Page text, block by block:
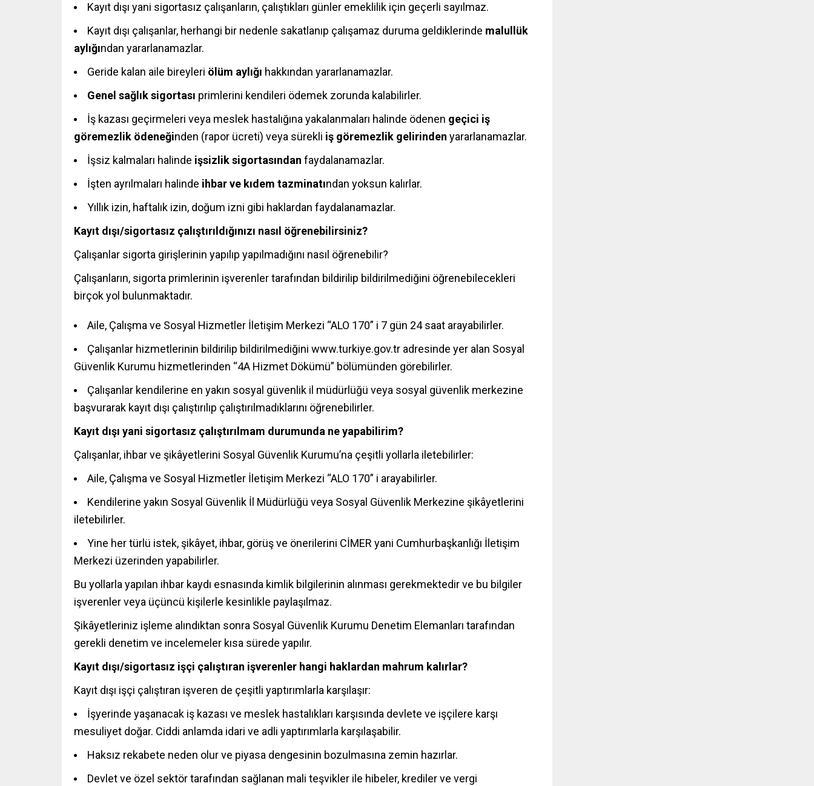
Kayıt dışı yani sigortasız çalışanların, çalıştıkları günler emeklilik için geçerli sayılmaz.
Kayıt dışı çalışanlar, herhangi bir nedenle sakatlanıp çalışamaz duruma geldiklerinde malullük
aylığından yararlanamazlar.
Geride kalan aile bireyleri ölüm aylığı hakkından yararlanamazlar.
Genel sağlık sigortası primlerini kendileri ödemek zorunda kalabilirler.
İş kazası geçirmeleri veya meslek hastalığına yakalanmaları halinde ödenen geçici iş
göremezlik ödeneğinden (rapor ücreti) veya sürekli iş göremezlik gelirinden yararlanamazlar.
İşsiz kalmaları halinde işsizlik sigortasından faydalanamazlar.
İşten ayrılmaları halinde ihbar ve kıdem tazminatından yoksun kalırlar.
Yıllık izin, haftalık izin, doğum izni gibi haklardan faydalanamazlar.
Kayıt dışı/sigortasız çalıştırıldığınızı nasıl öğrenebilirsiniz?
Çalışanlar sigorta girişlerinin yapılıp yapılmadığını nasıl öğrenebilir?
Çalışanların, sigorta primlerinin işverenler tarafından bildirilip bildirilmediğini öğrenebilecekleri
birçok yol bulunmaktadır.
Aile, Çalışma ve Sosyal Hizmetler İletişim Merkezi “ALO 170” i 7 gün 24 saat arayabilirler.
Çalışanlar hizmetlerinin bildirilip bildirilmediğini www.turkiye.gov.tr adresinde yer alan Sosyal
Güvenlik Kurumu hizmetlerinden “4A Hizmet Dökümü” bölümünden görebilirler.
Çalışanlar kendilerine en yakın sosyal güvenlik il müdürlüğü veya sosyal güvenlik merkezine
başvurarak kayıt dışı çalıştırılıp çalıştırılmadıklarını öğrenebilirler.
Kayıt dışı yani sigortasız çalıştırılmam durumunda ne yapabilirim?
Çalışanlar, ihbar ve şikâyetlerini Sosyal Güvenlik Kurumu’na çeşitli yollarla iletebilirler:
Aile, Çalışma ve Sosyal Hizmetler İletişim Merkezi “ALO 170” i arayabilirler.
Kendilerine yakın Sosyal Güvenlik İl Müdürlüğü veya Sosyal Güvenlik Merkezine şikâyetlerini
iletebilirler.
Yine her türlü istek, şikâyet, ihbar, görüş ve önerilerini CİMER yani Cumhurbaşkanlığı İletişim
Merkezi üzerinden yapabilirler.
Bu yollarla yapılan ihbar kaydı esnasında kimlik bilgilerinin alınması gerekmektedir ve bu bilgiler
işverenler veya üçüncü kişilerle kesinlikle paylaşılmaz.
Şikâyetleriniz işleme alındıktan sonra Sosyal Güvenlik Kurumu Denetim Elemanları tarafından
gerekli denetim ve incelemeler kısa sürede yapılır.
Kayıt dışı/sigortasız işçi çalıştıran işverenler hangi haklardan mahrum kalırlar?
Kayıt dışı işçi çalıştıran işveren de çeşitli yaptırımlarla karşılaşır:
İşyerinde yaşanacak iş kazası ve meslek hastalıkları karşısında devlete ve işçilere karşı
mesuliyet doğar. Ciddi anlamda idari ve adli yaptırımlarla karşılaşabilir.
Haksız rekabete neden olur ve piyasa dengesinin bozulmasına zemin hazırlar.
Devlet ve özel sektör tarafından sağlanan mali teşvikler ile hibeler, krediler ve vergi